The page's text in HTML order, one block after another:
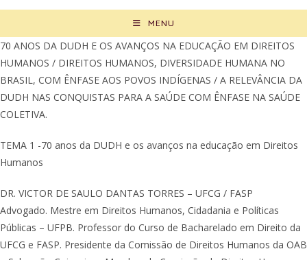
MENU
70 ANOS DA DUDH E OS AVANÇOS NA EDUCAÇÃO EM DIREITOS
HUMANOS / DIREITOS HUMANOS, DIVERSIDADE HUMANA NO
BRASIL, COM ÊNFASE AOS POVOS INDÍGENAS / A RELEVÂNCIA DA
DUDH NAS CONQUISTAS PARA A SAÚDE COM ÊNFASE NA SAÚDE
COLETIVA.
TEMA 1 -70 anos da DUDH e os avanços na educação em Direitos
Humanos
DR. VICTOR DE SAULO DANTAS TORRES – UFCG / FASP
Advogado. Mestre em Direitos Humanos, Cidadania e Políticas
Públicas – UFPB. Professor do Curso de Bacharelado em Direito da
UFCG e FASP. Presidente da Comissão de Direitos Humanos da OAB